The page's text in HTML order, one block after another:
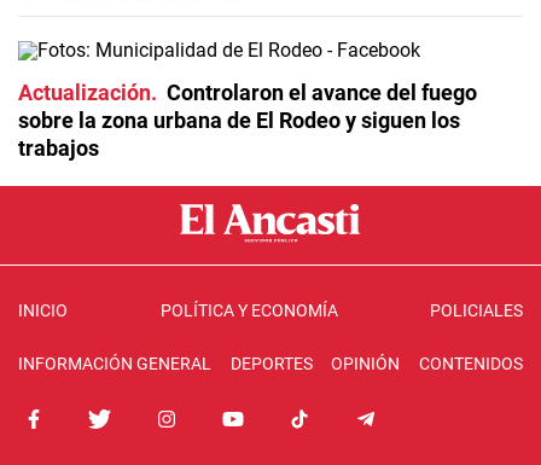
Actualización
Controlaron el avance del fuego
sobre la zona urbana de El Rodeo y siguen los
trabajos
INICIO POLÍTICA Y ECONOMÍA POLICIALES
INFORMACIÓN GENERAL DEPORTES OPINIÓN CONTENIDOS